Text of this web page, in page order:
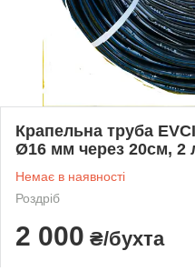
Крапельна труба
Ø16 мм через 20см, 2
Немає в наявності
Роздріб
2 000 ₴/бухта